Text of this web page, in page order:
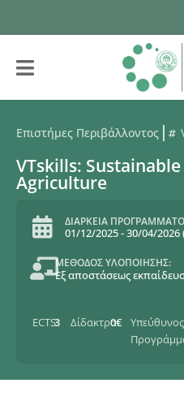
Επιστήμες Περιβάλλοντος
VTskills:
Agriculture
ΔΙΑΡΚΕΙΑ
01/12/2025-30/04/2026
ΜΕΘΟΔΟΣ ΥΛΟΠΟΙΗΣΗΣ:
Εξ αποστάσεως
ECTS:3 Δίδακτρα:
0€
Υπεύθυνος